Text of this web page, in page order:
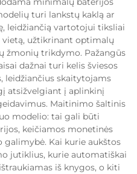
turi lankstų kaklą ar
leidžiančią vartotojui tiksliai
užtikrinant optimalų
žmonių trikdymo. Pažangūs
dažnai turi kelis šviesos
leidžiančius skaitytojams
atsižvelgiant į aplinkinį
Maitinimo šaltinis
modelio: tai gali būti
keičiamos monetinės
galimybė. Kai kurie aukštos
jutiklius, kurie automatiškai
iš knygos, o kiti